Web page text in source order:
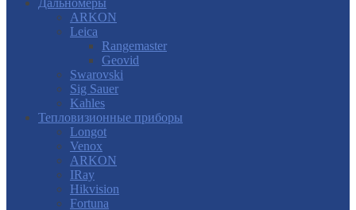
Дальномеры
ARKON
Leica
Rangemaster
Geovid
Swarovski
Sig Sauer
Kahles
Тепловизионные приборы
Longot
Venox
ARKON
IRay
Hikvision
Fortuna